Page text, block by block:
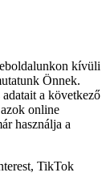
kívüli
Önnek.
a következő
online
használja a
TikTok